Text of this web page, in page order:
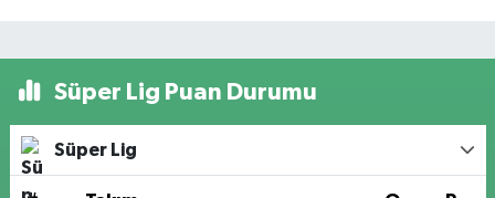
Süper Lig Puan Durumu
Süper Lig